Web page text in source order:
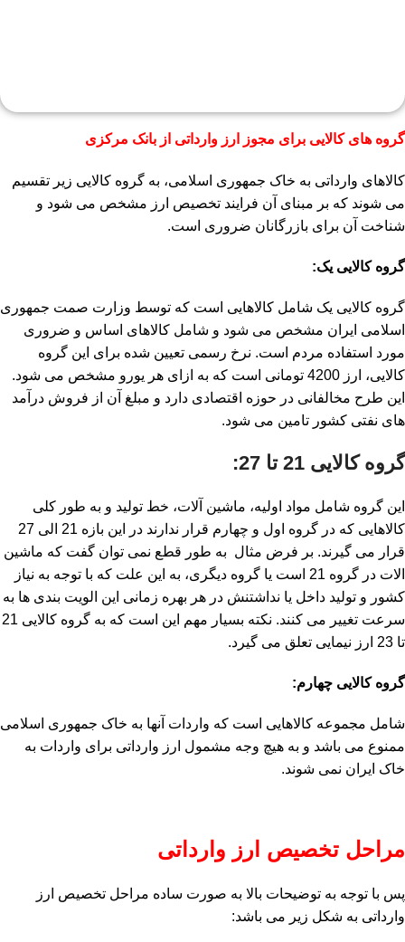
گروه های کالایی برای مجوز ارز وارداتی از بانک مرکزی
کالاهای وارداتی به خاک جمهوری اسلامی، به گروه کالایی زیر تقسیم
می شوند که بر مبنای آن فرایند تخصیص ارز مشخص می شود و
شناخت آن برای بازرگانان ضروری است.
گروه کالایی یک:
گروه کالایی یک شامل کالاهایی است که توسط وزارت صمت جمهوری
اسلامی ایران مشخص می شود و شامل کالاهای اساس و ضروری
مورد استفاده مردم است. نرخ رسمی تعیین شده برای این گروه
کالایی، ارز 4200 تومانی است که به ازای هر یورو مشخص می شود.
این طرح مخالفانی در حوزه اقتصادی دارد و مبلغ آن از فروش درآمد
های نفتی کشور تامین می شود.
گروه کالایی 21 تا 27:
این گروه شامل مواد اولیه، ماشین آلات، خط تولید و به طور کلی
کالاهایی که در گروه اول و چهارم قرار ندارند در این بازه 21 الی 27
قرار می گیرند. بر فرض مثال به طور قطع نمی توان گفت که ماشین
الات در گروه 21 است یا گروه دیگری، به این علت که با توجه به نیاز
کشور و تولید داخل یا نداشتنش در هر بهره زمانی این الویت بندی ها به
سرعت تغییر می کنند. نکته بسیار مهم این است که به گروه کالایی 21
تا 23 ارز نیمایی تعلق می گیرد.
گروه کالایی چهارم:
شامل مجموعه کالاهایی است که واردات آنها به خاک جمهوری اسلامی
ممنوع می باشد و به هیچ وجه مشمول ارز وارداتی برای واردات به
خاک ایران نمی شوند.
مراحل تخصیص ارز وارداتی
پس با توجه به توضیحات بالا به صورت ساده مراحل تخصیص ارز
وارداتی به شکل زیر می باشد: